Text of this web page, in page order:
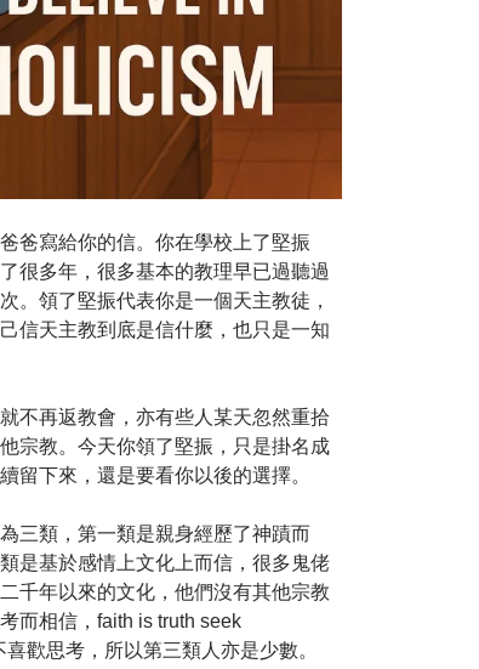
爸寫給你的信。你在學校上了堅振
很多年，很多基本的教理早已過聽過
。領了堅振代表你是一個天主教徒，
信天主教到底是信什麼，也只是一知
不再返教會，亦有些人某天忽然重拾
宗教。今天你領了堅振，只是掛名成
留下來，還是要看你以後的選擇。
三類，第一類是親身經歷了神蹟而
是基於感情上文化上而信，很多鬼佬
千年以來的文化，他們沒有其他宗教
而相信，faith is truth seek
歡思考，所以第三類人亦是少數。